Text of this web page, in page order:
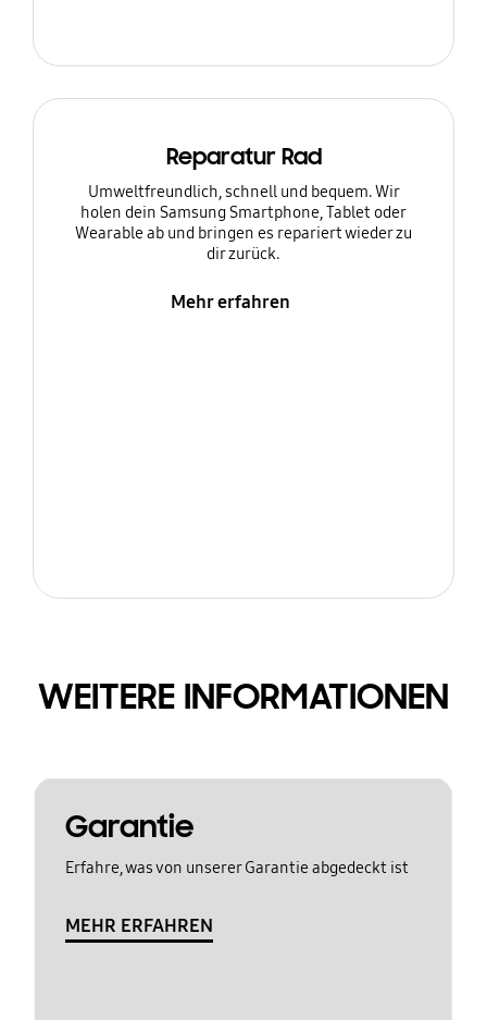
Reparatur Rad
Umweltfreundlich, schnell und bequem. Wir
holen dein Samsung Smartphone, Tablet oder
Wearable ab und bringen es repariert wieder zu
dir zurück.
Mehr erfahren
WEITERE INFORMATIONEN
Garantie
Erfahre, was von unserer Garantie abgedeckt ist
MEHR ERFAHREN